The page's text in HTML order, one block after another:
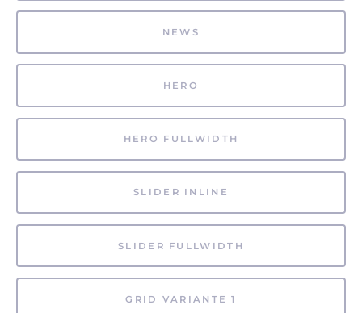
NEWS
HERO
HERO FULLWIDTH
SLIDER INLINE
SLIDER FULLWIDTH
GRID VARIANTE 1